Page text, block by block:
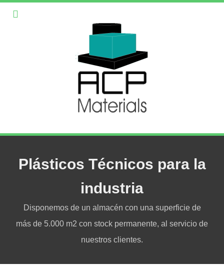
Plásticos Técnicos para la
industria
Disponemos de un almacén con una superficie de
más de 5.000 m2 con stock permanente, al servicio de
nuestros clientes.